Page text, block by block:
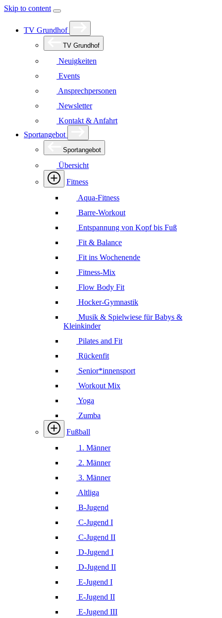
Skip to content
TV Grundhof
TV Grundhof
Neuigkeiten
Events
Ansprechpersonen
Newsletter
Kontakt & Anfahrt
Sportangebot
Sportangebot
Übersicht
Fitness
Aqua-Fitness
Barre-Workout
Entspannung von Kopf bis Fuß
Fit & Balance
Fit ins Wochenende
Fitness-Mix
Flow Body Fit
Hocker-Gymnastik
Musik & Spielwiese für Babys &
Kleinkinder
Pilates and Fit
Rückenfit
Senior*innensport
Workout Mix
Yoga
Zumba
Fußball
1. Männer
2. Männer
3. Männer
Altliga
B-Jugend
C-Jugend I
C-Jugend II
D-Jugend I
D-Jugend II
E-Jugend I
E-Jugend II
E-Jugend III